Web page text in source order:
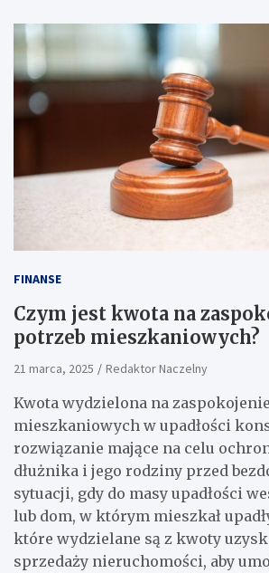
FINANSE
Czym jest kwota na
potrzeb mieszkaniowych?
21 marca, 2025 Redaktor Naczelny
Kwota wydzielona na
mieszkaniowych w upadłości
rozwiązanie mające na celu
dłużnika i jego rodziny przed
sytuacji, gdy do masy upadłości
lub dom, w którym mieszkał
które wydzielane są z kwoty
sprzedaży nieruchomości, aby